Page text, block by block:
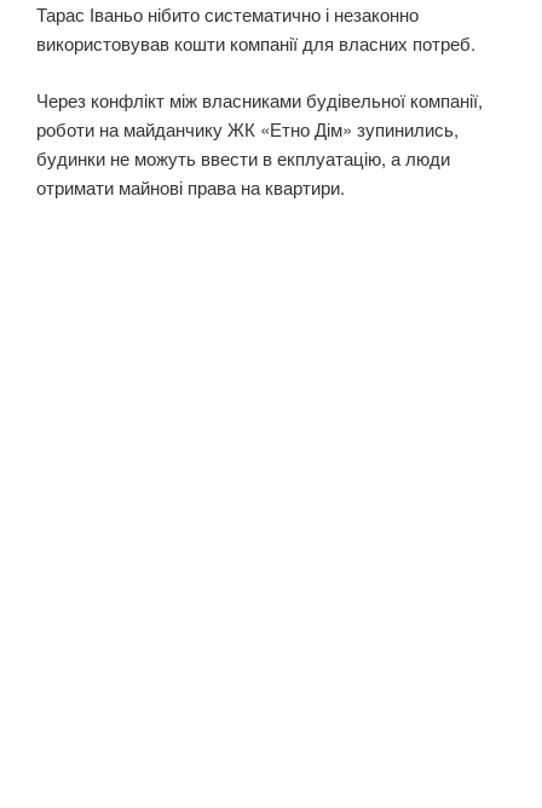
Тарас Іваньо нібито систематично і незаконно
використовував кошти компанії для власних потреб.
Через конфлікт між власниками будівельної компанії,
роботи на майданчику ЖК «Етно Дім» зупинились,
будинки не можуть ввести в екплуатацію, а люди
отримати майнові права на квартири.